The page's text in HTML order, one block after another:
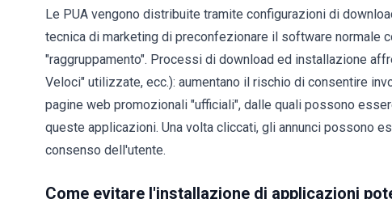
Le PUA vengono distribuite tramite configurazioni di
tecnica di marketing di preconfezionare il software normale
"raggruppamento". Processi di download ed installazione
Veloci" utilizzate, ecc.): aumentano il rischio di consentire
pagine web promozionali "ufficiali", dalle quali possono
queste applicazioni. Una volta cliccati, gli annunci possono
consenso dell'utente.
Come evitare l'installazione di applicazioni